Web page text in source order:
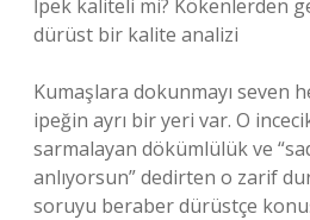
İpek kaliteli mi? Kökenlerden
dürüst bir kalite analizi
Kumaşlara dokunmayı seven
ipeğin ayrı bir yeri var. O
sarmalayan dökümlülük ve
anlıyorsun” dedirten o zarif
soruyu beraber dürüstçe